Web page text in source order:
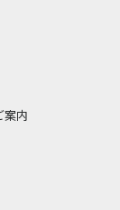
案内